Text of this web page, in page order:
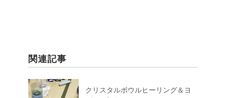
関連記事
クリスタルボウルヒーリング＆ヨ